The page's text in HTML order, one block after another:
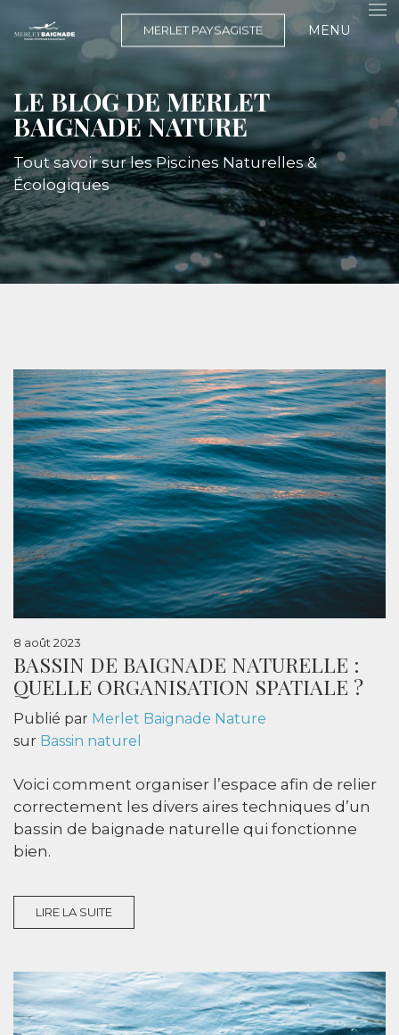
MERLET PAYSAGISTE MENU
LE BLOG DE MERLET
BAIGNADE NATURE
Tout savoir sur les Piscines Naturelles &
Écologiques
8 août 2023
BASSIN DE BAIGNADE NATURELLE :
QUELLE ORGANISATION SPATIALE ?
Publié par Merlet Baignade Nature
sur Bassin naturel
Voici comment organiser l’espace afin de relier
correctement les divers aires techniques d’un
bassin de baignade naturelle qui fonctionne
bien.
LIRE LA SUITE